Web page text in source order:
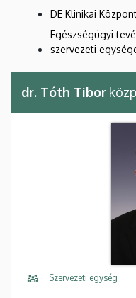
DE Klinikai
Egészségügyi
szervezeti
dr. Tóth Tibor
Szervezeti egység